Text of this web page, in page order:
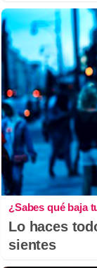
¿Sabes qué baja
Lo haces
sientes